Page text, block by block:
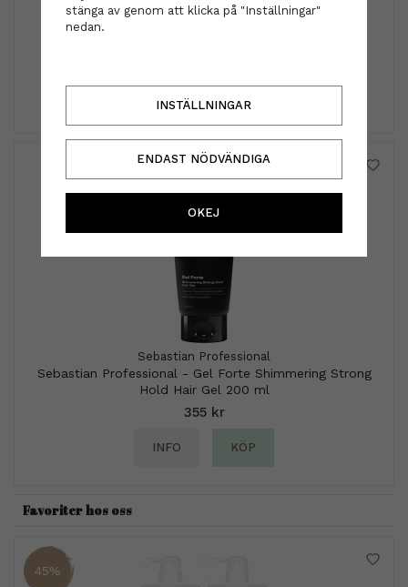
Schwarzkopf - PRO styler brush
Sebastian Professional
Sebastian Professional - Gel Forte Shimmering Strong
Hold Hair Gel 200 ml
355 kr
INFO KÖP
Favoriter hos oss
45%
stänga av genom att klicka på "Inställningar"
nedan.
INSTÄLLNINGAR
ENDAST NÖDVÄNDIGA
OKEJ